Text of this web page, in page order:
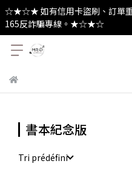
☆★☆★ 如有信用卡盜刷、訂單重
165反詐騙專線。★☆★☆
書本紀念版
Tri prédéfini